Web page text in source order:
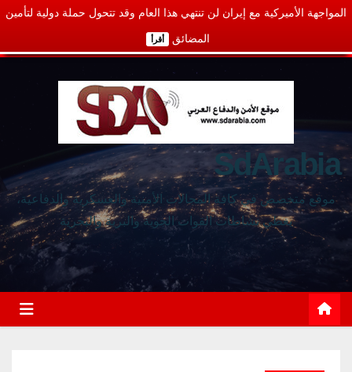
المواجهة الأميركية مع إيران لن تنتهي هذا العام وقد تتحول حملة دولية لتأمين
المضائق أقرأ
SdArabia
موقع متخصص في كافة المجالات الأمنية والعسكرية والدفاعية،
يغطي نشاطات القوات الجوية والبرية والبحرية